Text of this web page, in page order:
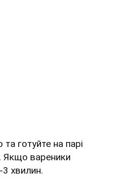
готуйте на парі
Якщо вареники
3 хвилин.